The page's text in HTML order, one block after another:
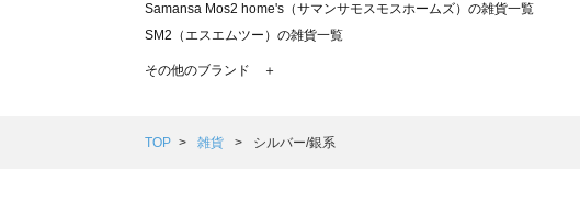
Samansa Mos2 home's（サマンサモスモスホームズ）の雑貨一覧
SM2（エスエムツー）の雑貨一覧
TSUHARU by Samansa Mos2（ツハルバイサマンサモスモス）の雑貨一覧
Samansa Mos2 Lagom（サマンサモスモス ラーゴム）の雑貨一覧
その他のブランド ＋
TOP 雑貨 シルバー/銀系